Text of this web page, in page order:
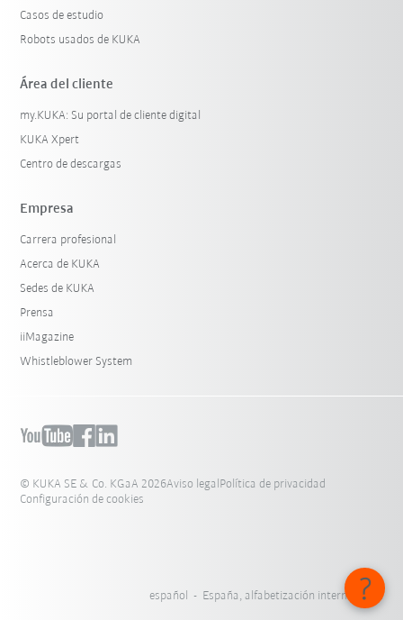
Casos de estudio
Robots usados de KUKA
Área del cliente
my.KUKA: Su portal de cliente digital
KUKA Xpert
Centro de descargas
Empresa
Carrera profesional
Acerca de KUKA
Sedes de KUKA
Prensa
iiMagazine
Whistleblower System
© KUKA SE & Co. KGaA 2026Aviso legalPolítica de privacidad
Configuración de cookies
español - España, alfabetización internacional